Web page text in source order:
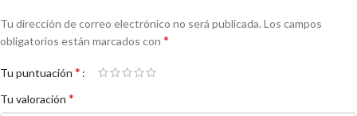
Tu dirección de correo electrónico no será publicada. Los campos
obligatorios están marcados con *
Tu puntuación *
Tu valoración *